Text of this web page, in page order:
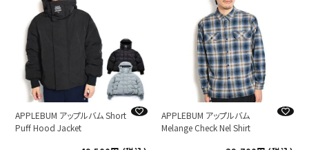
APPLEBUM アップルバム Short
Puff Hood Jacket
APPLEBUM アップルバム
Melange Check Nel Shirt